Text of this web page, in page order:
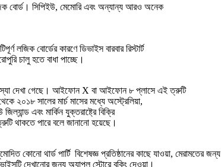
বোর্ড। সিপিইউ, মেমোরি এবং অন্যান্য আরও অনেক
বোর্ডের কারণে ডিভাইস বারবার রিস্টার্ট
চালু হতে বাধা পাচ্ছে।
দেখা গেছে। আইফোন X বা আইফোন ৮ প্লাসে এই ত্রুটি
২০১৮ সালের মার্চ মাসের মধ্যে অস্ট্রেলিয়া,
এবং মার্কিন যুক্তরাষ্ট্রে বিক্রি
থাকতে পারে বলে জানানো হয়েছে।
কোনো থার্ড পার্টি বিশেষজ্ঞ প্রতিষ্ঠানের কাছে যাওয়া, মেরামতের জন্য
দেখানোর জন্য অ্যাপল স্টোরে বুকিং দেওয়া।